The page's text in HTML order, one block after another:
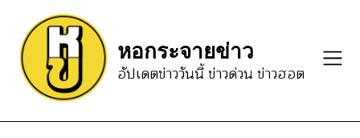
content
หอกระจายข่าว
อัปเดตข่าววันนี้ ข่าวด่วน ข่าวฮอต